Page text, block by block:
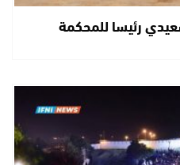
رئيسا للمحكمة